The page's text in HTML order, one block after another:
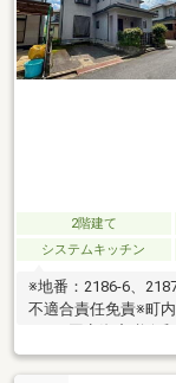
2階建て
システムキッチン
※地番：2186-6、
不適合責任免責※町
円）※固定資産税令
2186-2、-5、2187-
公開物件3094件ご用